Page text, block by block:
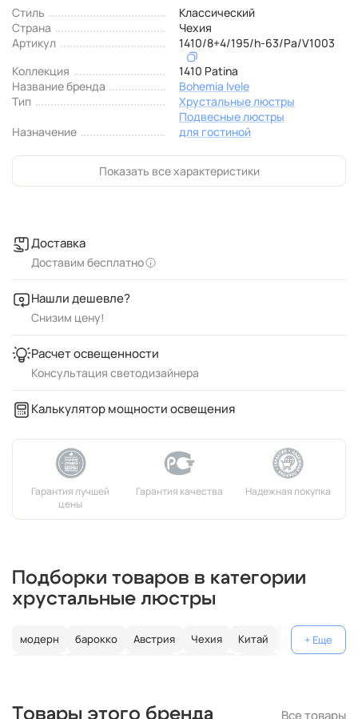
Стиль
Классический
Страна
Чехия
Артикул
1410/8+4/195/h-63/Pa/V1003
Коллекция
1410 Patina
Название бренда
Bohemia Ivele
Тип
Хрустальные люстры
Подвесные люстры
Назначение
для гостиной
Показать все характеристики
Доставка
Доставим бесплатно
Нашли дешевле?
Снизим цену!
Расчет освещенности
Консультация светодизайнера
Калькулятор мощности освещения
Подборки товаров в категории
хрустальные люстры
модерн барокко Австрия Чехия Китай
Германия
Товары этого бренда Все товары